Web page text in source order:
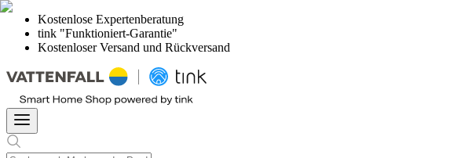
Kostenlose Expertenberatung
tink "Funktioniert-Garantie"
Kostenloser Versand und Rückversand